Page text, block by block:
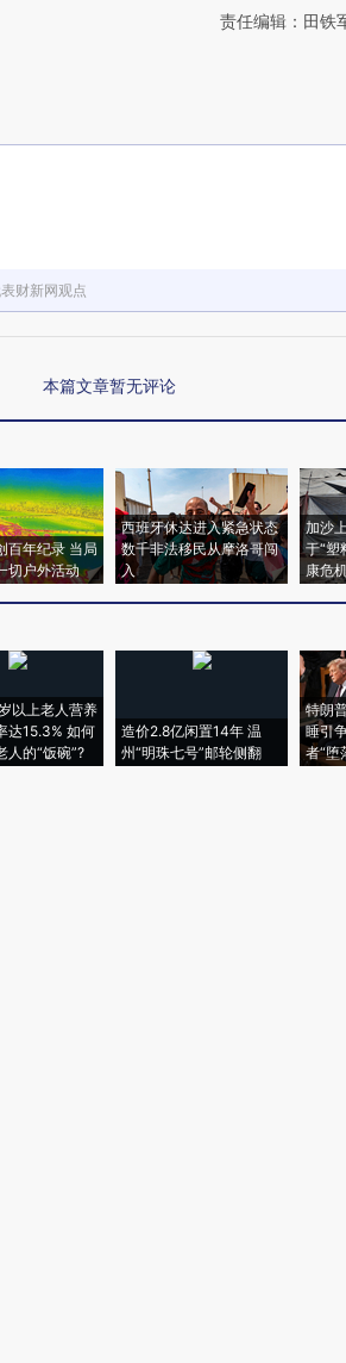
责任编辑：田铁
财新网观点
本篇文章暂无评论
百年纪录 当局
切户外活动
西班牙休达进入紧急状态
数千非法移民从摩洛哥闯
入
加沙
于“塑
康危
以上老人营养
达15.3% 如何
人的“饭碗”?
造价2.8亿闲置14年 温
州“明珠七号”邮轮侧翻
特朗
睡引
者“堕